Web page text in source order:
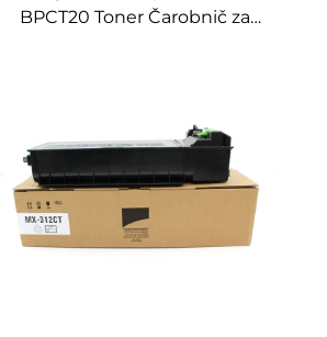
BPCT20 Toner Čarobnič za